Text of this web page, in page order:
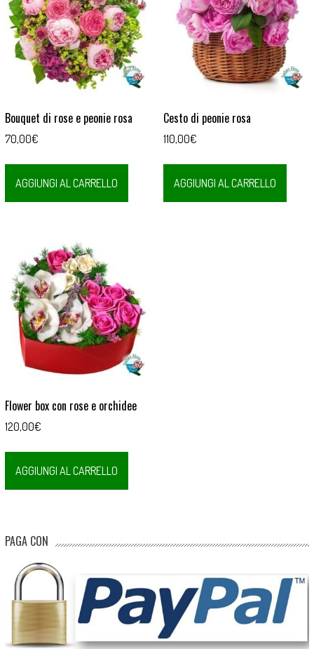
Bouquet di rose e peonie rosa
70,00€
AGGIUNGI AL CARRELLO
Cesto di peonie rosa
110,00€
AGGIUNGI AL CARRELLO
Flower box con rose e orchidee
120,00€
AGGIUNGI AL CARRELLO
PAGA CON